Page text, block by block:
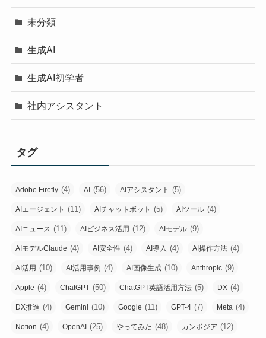
未分類
生成AI
生成AI初学者
社内アシスタント
タグ
Adobe Firefly (4) AI (56) AIアシスタント (5)
AIエージェント (11) AIチャットボット (5) AIツール (4)
AIニュース (11) AIビジネス活用 (12) AIモデル (9)
AIモデルClaude (4) AI安全性 (4) AI導入 (4) AI操作方法 (4)
AI活用 (10) AI活用事例 (4) AI画像生成 (10) Anthropic (9)
Apple (4) ChatGPT (50) ChatGPT英語活用方法 (5) DX (4)
DX推進 (4) Gemini (10) Google (11) GPT-4 (7) Meta (4)
Notion (4) OpenAI (25) やってみた (48) カンボジア (12)